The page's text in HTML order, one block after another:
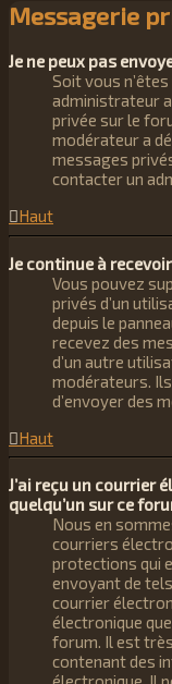
Messagerie
Je ne peux pas
Soit vous
administrateur
privée sur le
modérateur a
messages
contacter un
Haut
Je continue à
Vous pouvez
privés d’un
depuis le
recevez des
d’un autre
modérateurs.
d’envoyer des
Haut
J’ai reçu un courrier
quelqu’un sur ce
Nous en
courriers
protections qui
envoyant de
courrier
électronique
forum. Il est
contenant des